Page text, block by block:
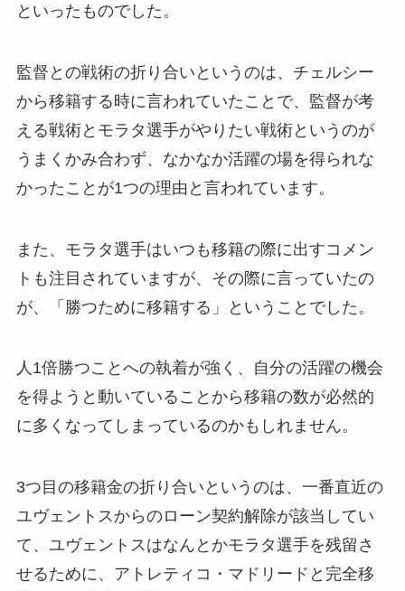
といったものでした。
監督との戦術の折り合いというのは、チェルシー
から移籍する時に言われていたことで、監督が考
える戦術とモラタ選手がやりたい戦術というのが
うまくかみ合わず、なかなか活躍の場を得られな
かったことが1つの理由と言われています。
また、モラタ選手はいつも移籍の際に出すコメン
トも注目されていますが、その際に言っていたの
が、「勝つために移籍する」ということでした。
人1倍勝つことへの執着が強く、自分の活躍の機会
を得ようと動いていることから移籍の数が必然的
に多くなってしまっているのかもしれません。
3つ目の移籍金の折り合いというのは、一番直近の
ユヴェントスからのローン契約解除が該当してい
て、ユヴェントスはなんとかモラタ選手を残留さ
せるために、アトレティコ・マドリードと完全移